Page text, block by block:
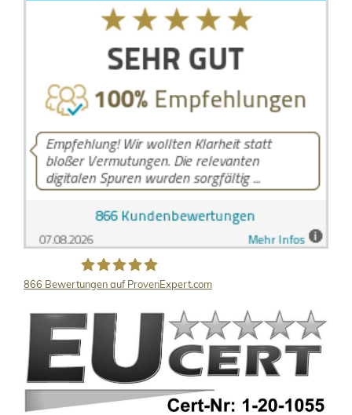
LB Detektive GmbH
866 Bewertungen auf ProvenExpert.com